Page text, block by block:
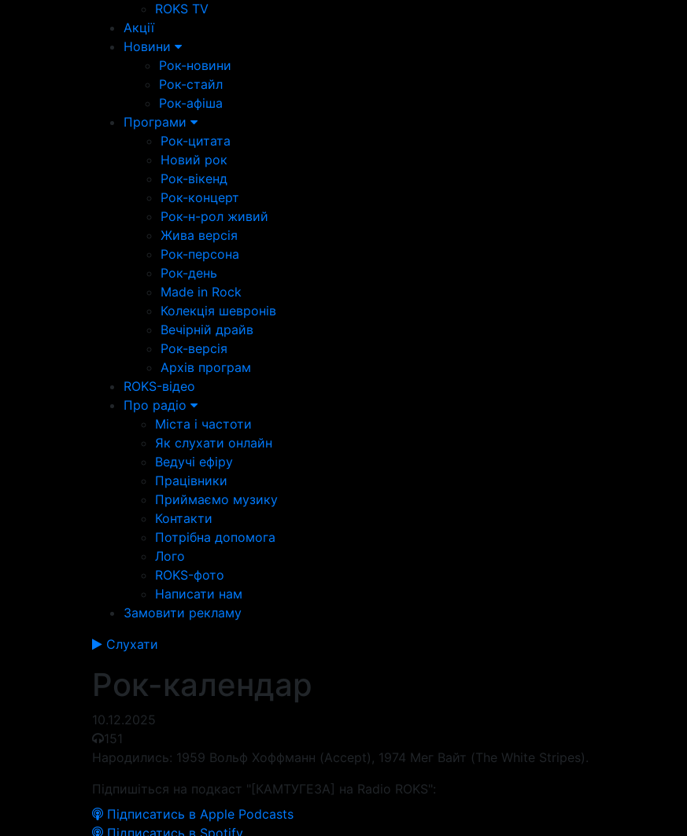
ROKS TV
Акції
Новини
Рок-новини
Рок-стайл
Рок-афіша
Програми
Рок-цитата
Новий рок
Рок-вікенд
Рок-концерт
Рок-н-рол живий
Жива версія
Рок-персона
Рок-день
Made in Rock
Колекція шевронів
Вечірній драйв
Рок-версія
Архів програм
ROKS-відео
Про радіо
Міста і частоти
Як слухати онлайн
Ведучі ефіру
Працівники
Приймаємо музику
Контакти
Потрібна допомога
Лого
ROKS-фото
Написати нам
Замовити рекламу
Слухати
Рок-календар
10.12.2025
151
Народились: 1959 Вольф Хоффманн (Accept), 1974 Мег Вайт (The White Stripes).
Підпишіться на подкаст "[КАМТУГЕЗА] на Radio ROKS":
Підписатись в Apple Podcasts
Підписатись в Spotify